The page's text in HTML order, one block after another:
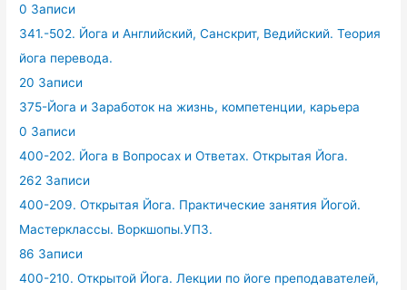
0 Записи
341.-502. Йога и Английский, Санскрит, Ведийский. Теория
йога перевода.
20 Записи
375-Йога и Заработок на жизнь, компетенции, карьера
0 Записи
400-202. Йога в Вопросах и Ответах. Открытая Йога.
262 Записи
400-209. Открытая Йога. Практические занятия Йогой.
Мастерклассы. Воркшопы.УПЗ.
86 Записи
400-210. Открытой Йога. Лекции по йоге преподавателей,